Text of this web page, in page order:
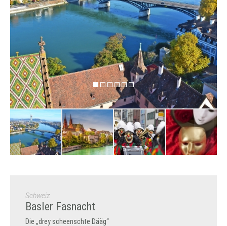
Schweiz
Basler Fasnacht
Die „drey scheenschte Dääg“